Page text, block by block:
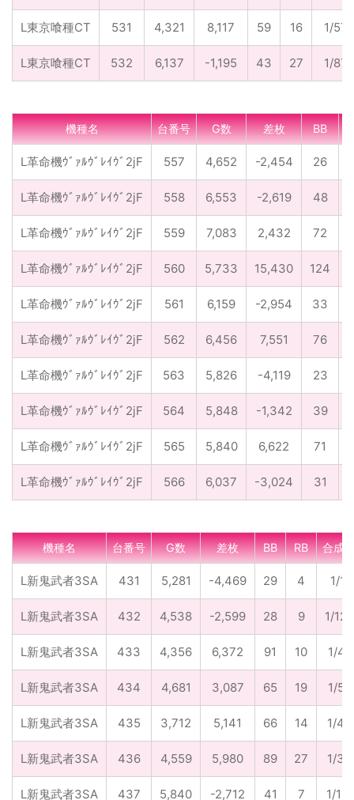
L東京喰種CT 531 4,321 8,117 59 16 1/
L東京喰種CT 532 6,137 -1,195 43 27 1/
機種名 台番号 G数 差枚 BB
L革命機ｳﾞｧﾙｳﾞﾚｲｳﾞ2jF 557 4,652 -2,454 26
L革命機ｳﾞｧﾙｳﾞﾚｲｳﾞ2jF 558 6,553 -2,619 48
L革命機ｳﾞｧﾙｳﾞﾚｲｳﾞ2jF 559 7,083 2,432 72
L革命機ｳﾞｧﾙｳﾞﾚｲｳﾞ2jF 560 5,733 15,430 124
L革命機ｳﾞｧﾙｳﾞﾚｲｳﾞ2jF 561 6,159 -2,954 33
L革命機ｳﾞｧﾙｳﾞﾚｲｳﾞ2jF 562 6,456 7,551 76
L革命機ｳﾞｧﾙｳﾞﾚｲｳﾞ2jF 563 5,826 -4,119 23
L革命機ｳﾞｧﾙｳﾞﾚｲｳﾞ2jF 564 5,848 -1,342 39
L革命機ｳﾞｧﾙｳﾞﾚｲｳﾞ2jF 565 5,840 6,622 71
L革命機ｳﾞｧﾙｳﾞﾚｲｳﾞ2jF 566 6,037 -3,024 31
機種名 台番号 G数 差枚 BB RB 合成
L新鬼武者3SA 431 5,281 -4,469 29 4 1/
L新鬼武者3SA 432 4,538 -2,599 28 9 1/
L新鬼武者3SA 433 4,356 6,372 91 10 1/
L新鬼武者3SA 434 4,681 3,087 65 19 1/
L新鬼武者3SA 435 3,712 5,141 66 14 1/
L新鬼武者3SA 436 4,559 5,980 89 27 1/
L新鬼武者3SA 437 5,840 -2,712 41 7 1/